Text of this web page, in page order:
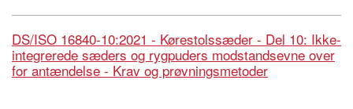
DS/ISO 16840-10:2021 - Kørestolssæder - Del 10: Ikke-
integrerede sæders og rygpuders modstandsevne over
for antændelse - Krav og prøvningsmetoder